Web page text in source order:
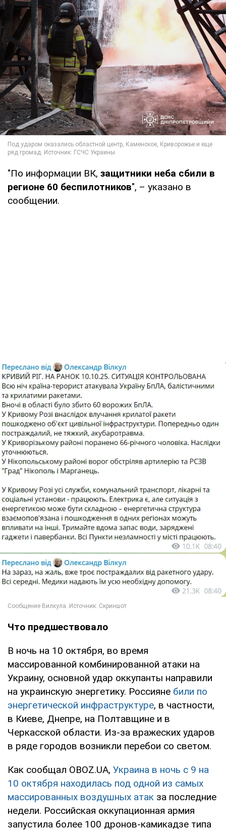
"По информации ВК, защитники неба сбили в
регионе 60 беспилотников", – указано в
сообщении.
Что предшествовало
В ночь на 10 октября, во время
массированной комбинированной атаки на
Украину, основной удар оккупанты направили
на украинскую энергетику. Россияне били по
энергетической инфраструктуре, в частности,
в Киеве, Днепре, на Полтавщине и в
Черкасской области. Из-за вражеских ударов
в ряде городов возникли перебои со светом.
Как сообщал OBOZ.UA, Украина в ночь с 9 на
10 октября находилась под одной из самых
массированных воздушных атак за последние
недели. Российская оккупационная армия
запустила более 100 дронов-камикадзе типа